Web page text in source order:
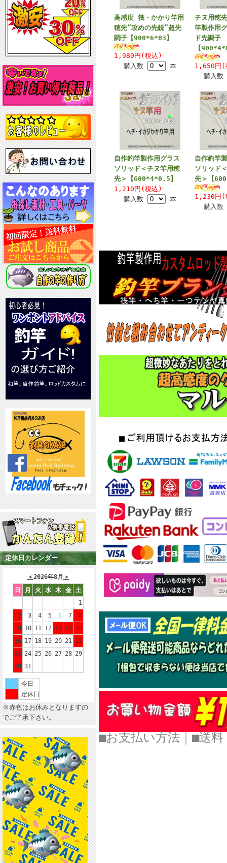
定休日カレンダー
＜2026年8月 ＞
日
月 火 水 木 金
土
1
2
3 4 5 6 7
8
9 10 11 12 13 14 15
16 17 18 19 20 21 22
23 24 25 26 27 28 29
30 31
今日
定休日
※赤色はお休みとなりますの
でご了承下さい。
高感度 筏・かかり竿用
穂先”攻めの先鋭”超先
調子【900*6*03】
1,980円(税込)
購入数
本
チヌ用穂
竿製作用
ド先調子
【
1,650円(
購入
自作釣竿製作用グラス
ソリッド＜チヌ竿用穂
先＞【600*4*0.5】
1,210円(税込)
購入数
本
自作釣竿
ソリッド
先＞【
1,230円(
購入
■お支払い方法 ■